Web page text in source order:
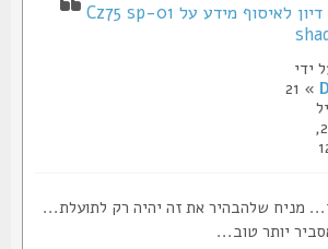
Re: דיון לאיסוף מידע על Cz75 sp-01
»
שלהבהיר את זה יהיה רק לתועלת...
יותר טוב...